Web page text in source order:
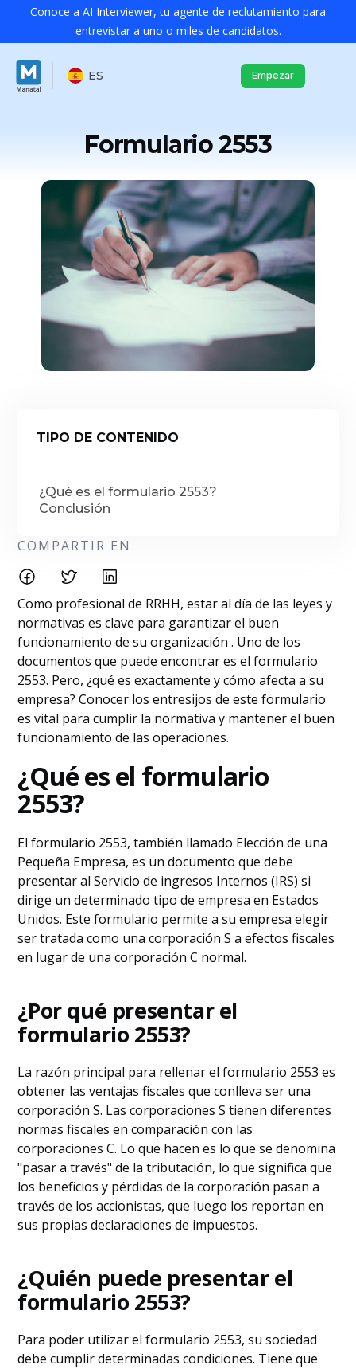
Conoce a AI Interviewer, tu agente de reclutamiento para
entrevistar a uno o miles de candidatos.
ES Empezar
Formulario 2553
TIPO DE CONTENIDO
¿Qué es el formulario 2553?
Conclusión
COMPARTIR EN
Como profesional de RRHH, estar al día de las leyes y
normativas es clave para garantizar el buen
funcionamiento de su organización . Uno de los
documentos que puede encontrar es el formulario
2553. Pero, ¿qué es exactamente y cómo afecta a su
empresa? Conocer los entresijos de este formulario
es vital para cumplir la normativa y mantener el buen
funcionamiento de las operaciones.
¿Qué es el formulario
2553?
El formulario 2553, también llamado Elección de una
Pequeña Empresa, es un documento que debe
presentar al Servicio de ingresos Internos (IRS) si
dirige un determinado tipo de empresa en Estados
Unidos. Este formulario permite a su empresa elegir
ser tratada como una corporación S a efectos fiscales
en lugar de una corporación C normal.
¿Por qué presentar el
formulario 2553?
La razón principal para rellenar el formulario 2553 es
obtener las ventajas fiscales que conlleva ser una
corporación S. Las corporaciones S tienen diferentes
normas fiscales en comparación con las
corporaciones C. Lo que hacen es lo que se denomina
"pasar a través" de la tributación, lo que significa que
los beneficios y pérdidas de la corporación pasan a
través de los accionistas, que luego los reportan en
sus propias declaraciones de impuestos.
¿Quién puede presentar el
formulario 2553?
Para poder utilizar el formulario 2553, su sociedad
debe cumplir determinadas condiciones. Tiene que